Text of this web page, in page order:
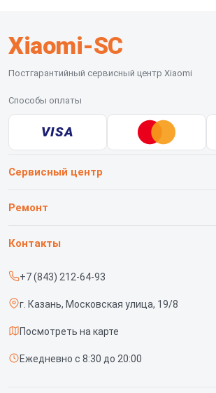
Xiaomi-SC
Постгарантийный сервисный центр Xiaomi
Способы оплаты
VISA
Сервисный центр
О нашем сервисе
Срочный ремонт
Доставка и способы оплаты
Диагностика
Контакты
Ремонт
Телефонов
Контакты
+7 (843) 212-64-93
г. Казань, Московская улица, 19/8
Посмотреть на карте
Ежедневно с 8:30 до 20:00